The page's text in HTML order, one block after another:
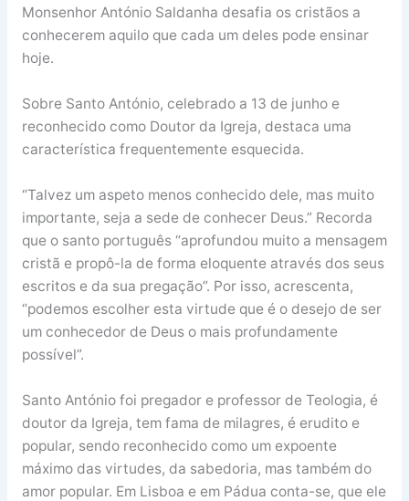
Monsenhor António Saldanha desafia os cristãos a
conhecerem aquilo que cada um deles pode ensinar
hoje.
Sobre Santo António, celebrado a 13 de junho e
reconhecido como Doutor da Igreja, destaca uma
característica frequentemente esquecida.
“Talvez um aspeto menos conhecido dele, mas muito
importante, seja a sede de conhecer Deus.” Recorda
que o santo português “aprofundou muito a mensagem
cristã e propô-la de forma eloquente através dos seus
escritos e da sua pregação”. Por isso, acrescenta,
“podemos escolher esta virtude que é o desejo de ser
um conhecedor de Deus o mais profundamente
possível”.
Santo António foi pregador e professor de Teologia, é
doutor da Igreja, tem fama de milagres, é erudito e
popular, sendo reconhecido como um expoente
máximo das virtudes, da sabedoria, mas também do
amor popular. Em Lisboa e em Pádua conta-se, que ele